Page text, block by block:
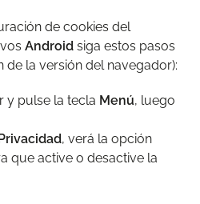
de cookies del
Android siga estos pasos
de la versión del navegador):
y pulse la tecla Menú, luego
, verá la opción
que active o desactive la